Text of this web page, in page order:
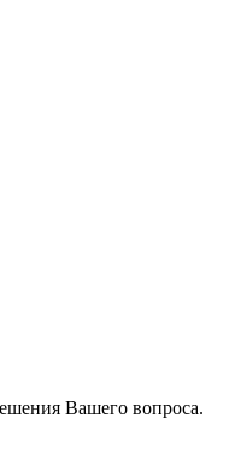
Вашего вопроса.